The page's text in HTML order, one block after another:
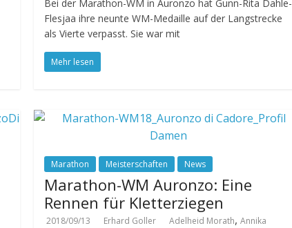
Bei der Marathon-WM in Auronzo hat Gunn-Rita Dahle-
Flesjaa ihre neunte WM-Medaille auf der Langstrecke
als Vierte verpasst. Sie war mit
Mehr lesen
Marathon Meisterschaften News
Marathon-WM Auronzo: Eine
Rennen für Kletterziegen
2018/09/13 Erhard Goller Adelheid Morath,Annika